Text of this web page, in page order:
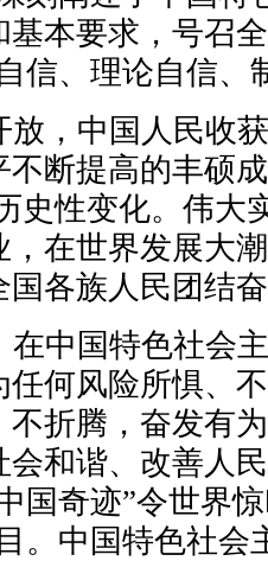
基本要求，号召
信、理论自信、
，中国人民收
断提高的丰硕
史性变化。伟大
，在世界发展大
国各族人民团结
中国特色社会
任何风险所惧、
不折腾，奋发有
会和谐、改善人
国奇迹”令世界
。中国特色社会